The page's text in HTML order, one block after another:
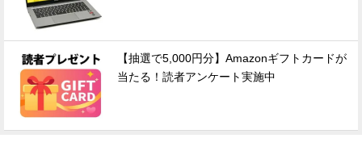
【抽選で5,000円分】Amazonギフトカードが
当たる！読者アンケート実施中